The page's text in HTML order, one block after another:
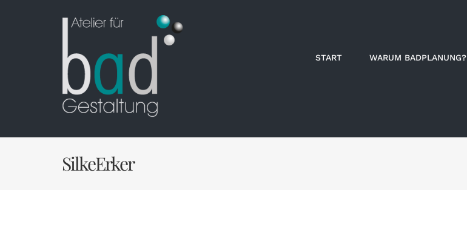
START WARUM BADPLANUNG?
SilkeErker